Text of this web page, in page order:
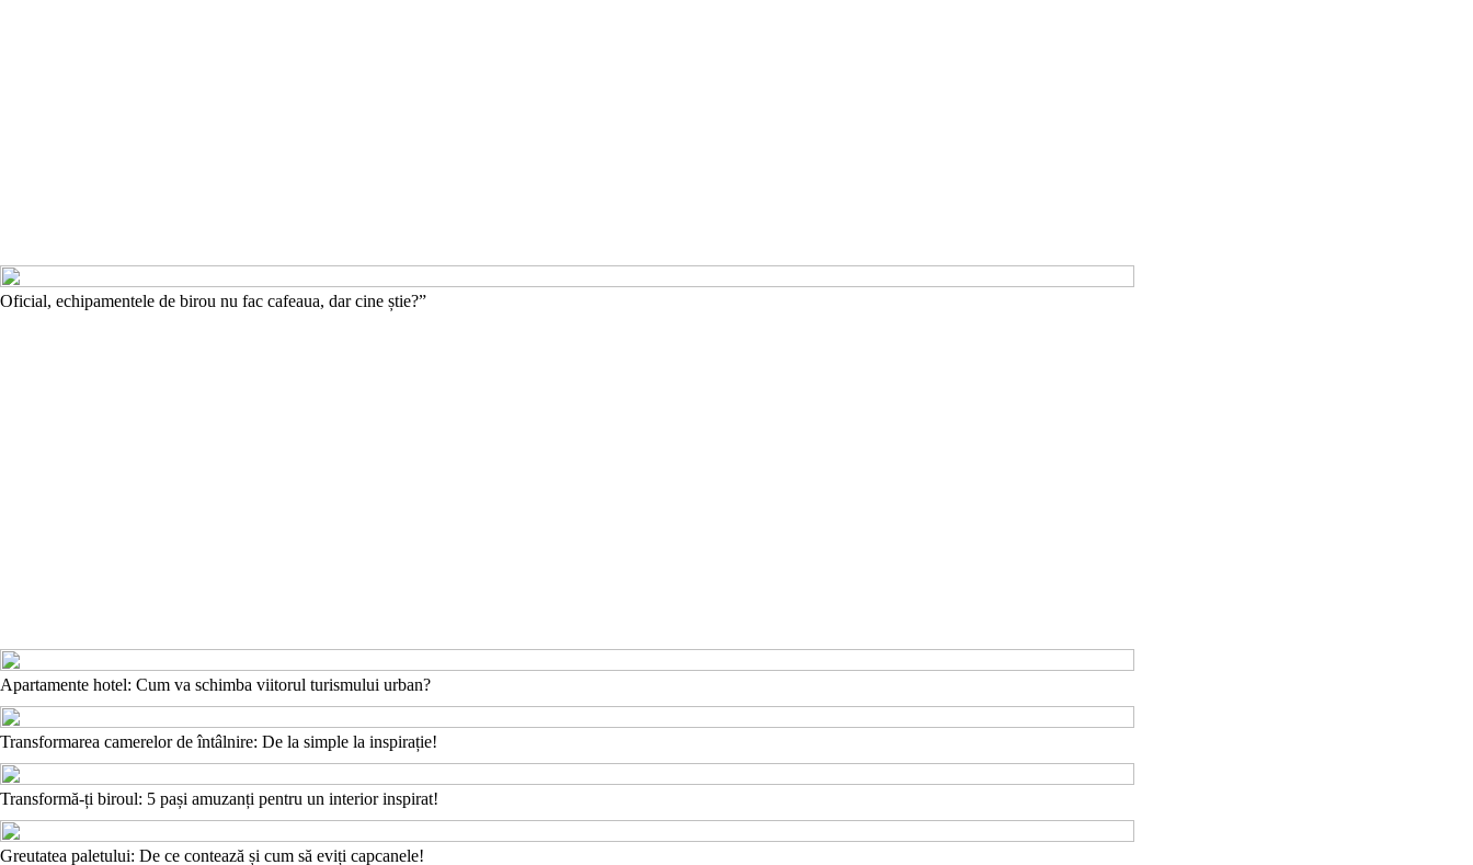
Oficial, echipamentele de birou nu fac cafeaua, dar cine știe?”
Apartamente hotel: Cum va schimba viitorul turismului urban?
Transformarea camerelor de întâlnire: De la simple la inspirație!
Transformă-ți biroul: 5 pași amuzanți pentru un interior inspirat!
Greutatea paletului: De ce contează și cum să eviți capcanele!